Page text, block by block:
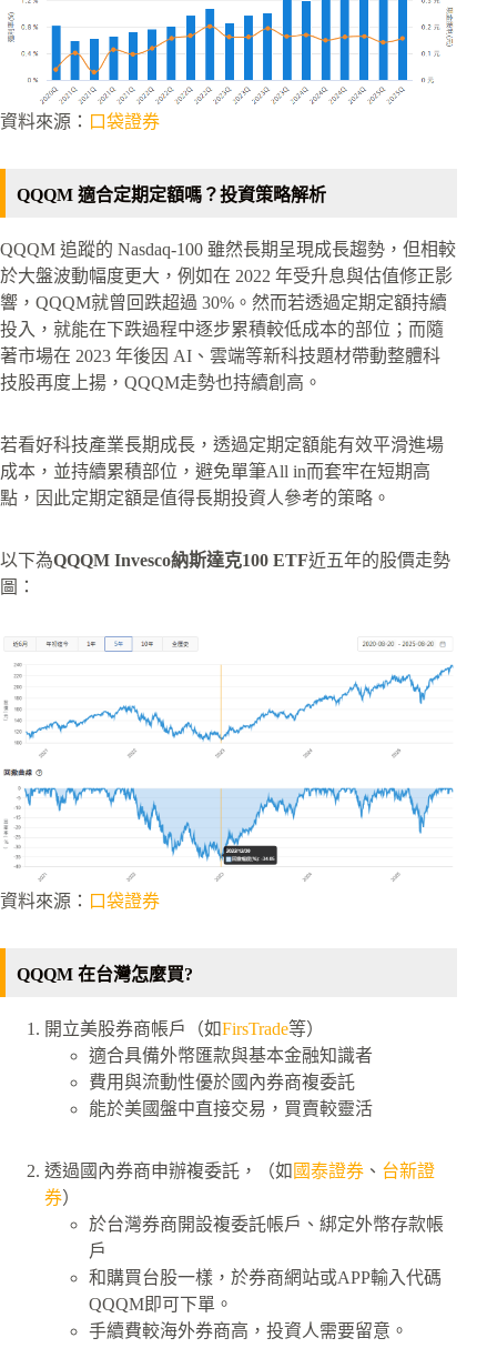
資料來源： 口袋證券
QQQM 適合定期定額嗎？投資策略解析
QQQM 追蹤的 Nasdaq-100 雖然長期呈現成長趨勢，但相較
於大盤波動幅度更大，例如在 2022 年受升息與估值修正影
響，QQQM就曾回跌超過 30%。然而若透過定期定額持續
投入，就能在下跌過程中逐步累積較低成本的部位；而隨
著市場在 2023 年後因 AI、雲端等新科技題材帶動整體科
技股再度上揚，QQQM走勢也持續創高。
若看好科技產業長期成長，透過定期定額能有效平滑進場
成本，並持續累積部位，避免單筆All in而套牢在短期高
點，因此定期定額是值得長期投資人參考的策略。
以下為QQQM Invesco納斯達克100 ETF近五年的股價走勢
圖：
資料來源： 口袋證券
QQQM 在台灣怎麼買?
開立美股券商帳戶（如FirsTrade等）
適合具備外幣匯款與基本金融知識者
費用與流動性優於國內券商複委託
能於美國盤中直接交易，買賣較靈活
透過國內券商申辦複委託，（如 國泰證券 、 台新證
券）
於台灣券商開設複委託帳戶、綁定外幣存款帳
戶
和購買台股一樣，於券商網站或APP輸入代碼
QQQM即可下單。
手續費較海外券商高，投資人需要留意。